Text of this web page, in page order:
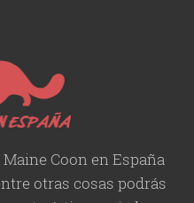
Coon en España
otras cosas podrás